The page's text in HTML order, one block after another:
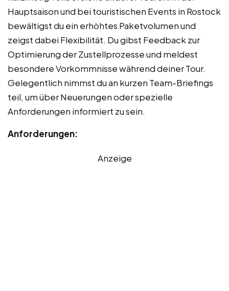
Hauptsaison und bei touristischen Events in Rostock
bewältigst du ein erhöhtes Paketvolumen und
zeigst dabei Flexibilität. Du gibst Feedback zur
Optimierung der Zustellprozesse und meldest
besondere Vorkommnisse während deiner Tour.
Gelegentlich nimmst du an kurzen Team-Briefings
teil, um über Neuerungen oder spezielle
Anforderungen informiert zu sein.
Anforderungen:
Anzeige